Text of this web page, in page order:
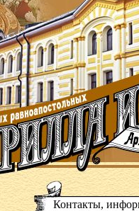
Контакты,